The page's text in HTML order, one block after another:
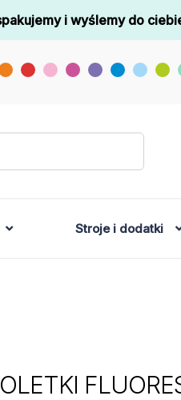
i wyślemy do
Stroje i dodatki